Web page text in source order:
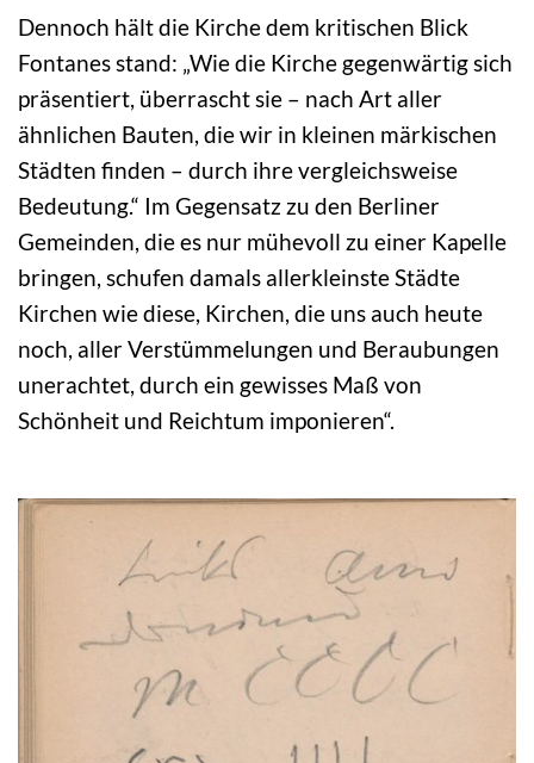
Dennoch hält die Kirche dem kritischen Blick
Fontanes stand: „Wie die Kirche gegenwärtig sich
präsentiert, überrascht sie – nach Art aller
ähnlichen Bauten, die wir in kleinen märkischen
Städten finden – durch ihre vergleichsweise
Bedeutung.“ Im Gegensatz zu den Berliner
Gemeinden, die es nur mühevoll zu einer Kapelle
bringen, schufen damals allerkleinste Städte
Kirchen wie diese, Kirchen, die uns auch heute
noch, aller Verstümmelungen und Beraubungen
unerachtet, durch ein gewisses Maß von
Schönheit und Reichtum imponieren“.